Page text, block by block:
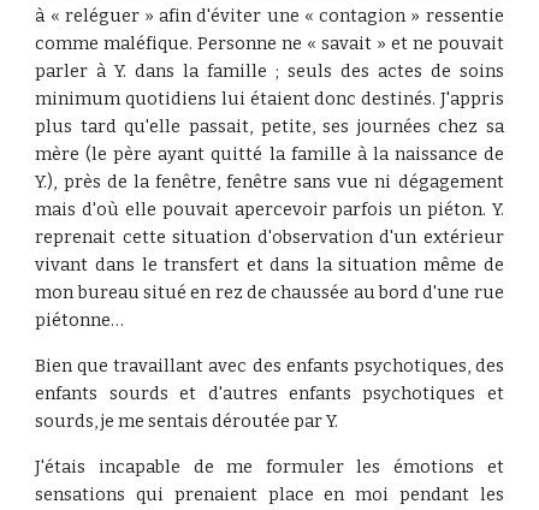
à « reléguer » afin d'éviter une « contagion » ressentie
comme maléfique. Personne ne « savait » et ne pouvait
parler à Y. dans la famille ; seuls des actes de soins
minimum quotidiens lui étaient donc destinés. J'appris
plus tard qu'elle passait, petite, ses journées chez sa
mère (le père ayant quitté la famille à la naissance de
Y.), près de la fenêtre, fenêtre sans vue ni dégagement
mais d'où elle pouvait apercevoir parfois un piéton. Y.
reprenait cette situation d'observation d'un extérieur
vivant dans le transfert et dans la situation même de
mon bureau situé en rez de chaussée au bord d'une rue
piétonne…
Bien que travaillant avec des enfants psychotiques, des
enfants sourds et d'autres enfants psychotiques et
sourds, je me sentais déroutée par Y.
J'étais incapable de me formuler les émotions et
sensations qui prenaient place en moi pendant les